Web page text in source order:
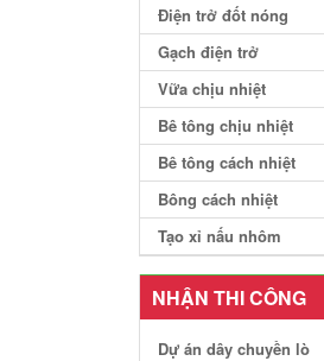
Điện trở đốt nóng
Gạch điện trở
Vữa chịu nhiệt
Bê tông chịu nhiệt
Bê tông cách nhiệt
Bông cách nhiệt
Tạo xỉ nấu nhôm
NHẬN THI CÔNG
Dự án dây chuyền lò